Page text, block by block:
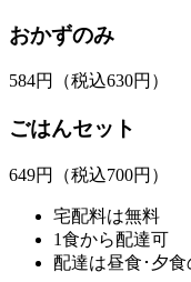
おかずのみ
584円 （税込630円）
ごはんセット
649円 （税込700円）
宅配料は無料
1食から配達可
配達は昼食･夕食